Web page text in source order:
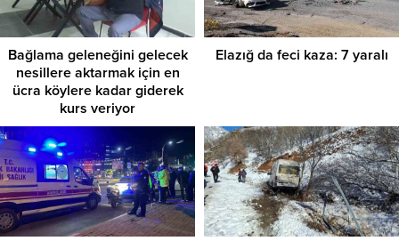
Bağlama geleneğini gelecek
nesillere aktarmak için en
ücra köylere kadar giderek
kurs veriyor
Elazığ da feci kaza: 7 yaralı